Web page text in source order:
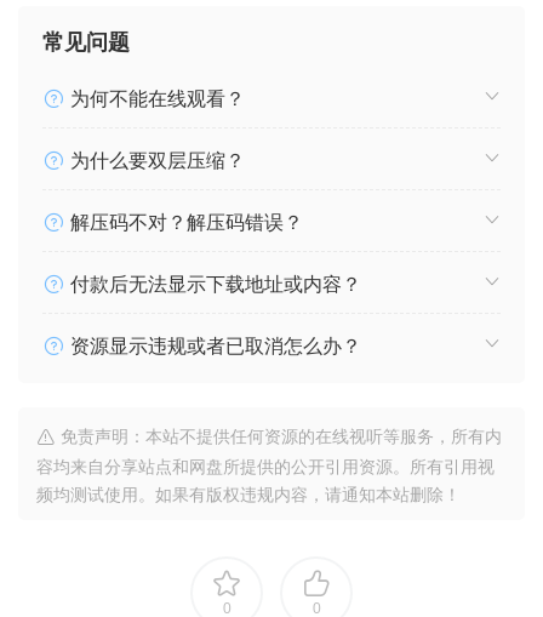
常见问题
为何不能在线观看？
为什么要双层压缩？
解压码不对？解压码错误？
付款后无法显示下载地址或内容？
资源显示违规或者已取消怎么办？
免责声明：本站不提供任何资源的在线视听等服务，所有内
容均来自分享站点和网盘所提供的公开引用资源。所有引用视
频均测试使用。如果有版权违规内容，请通知本站删除！
0 0